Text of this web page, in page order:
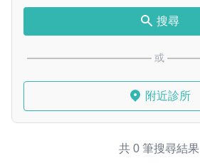
搜尋
或
附近診所
共 0 筆搜尋結果